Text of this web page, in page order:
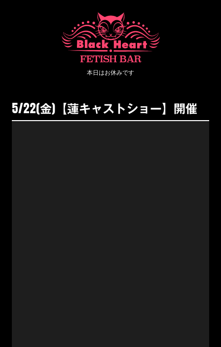
5/22(金)【蓮キャストショー】開催